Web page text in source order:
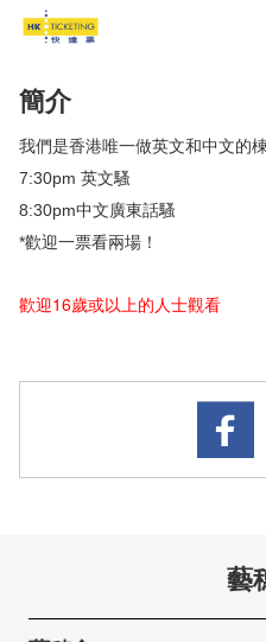
簡介
我們是香港唯一做英文和中文的
7:30pm 英文騷
8:30pm中文廣東話騷
*歡迎一票看兩場！
歡迎16歲或以上的人士觀看
藝